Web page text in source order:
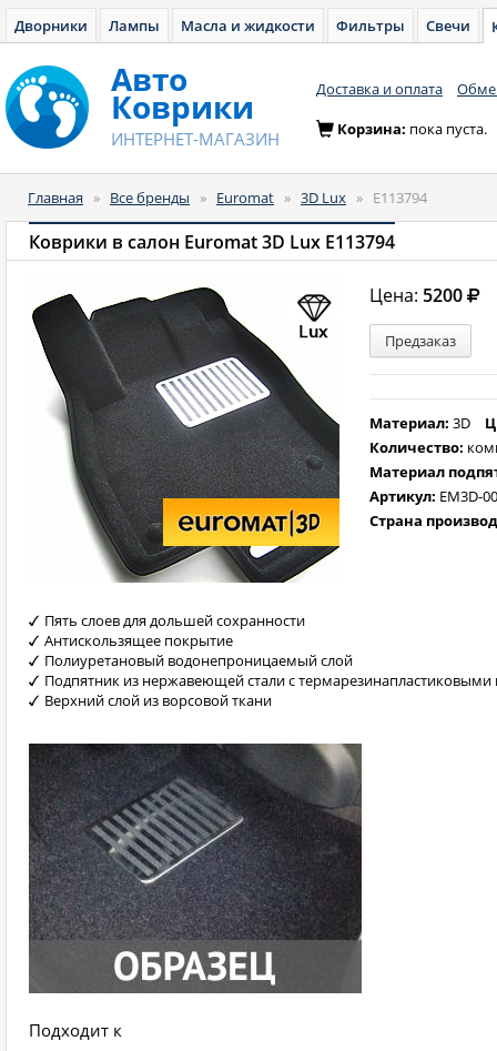
Дворники Лампы Масла и жидкости Фильтры Свечи
Авто
Коврики
ИНТЕРНЕТ-МАГАЗИН
Доставка и оплата
Корзина: пока пуста.
Главная » Все бренды » Euromat » 3D Lux » E113794
Коврики в салон Euromat 3D Lux E113794
Цена: 5200
Предзаказ
Материал:3D
Количество:
Материал
Артикул: EM3D-
Страна
Пять слоев для дольшей сохранности
Антискользящее покрытие
Полиуретановый водонепроницаемый слой
Подпятник из нержавеющей стали с термарезинапластиковыми
Верхний слой из ворсовой ткани
Подходит к